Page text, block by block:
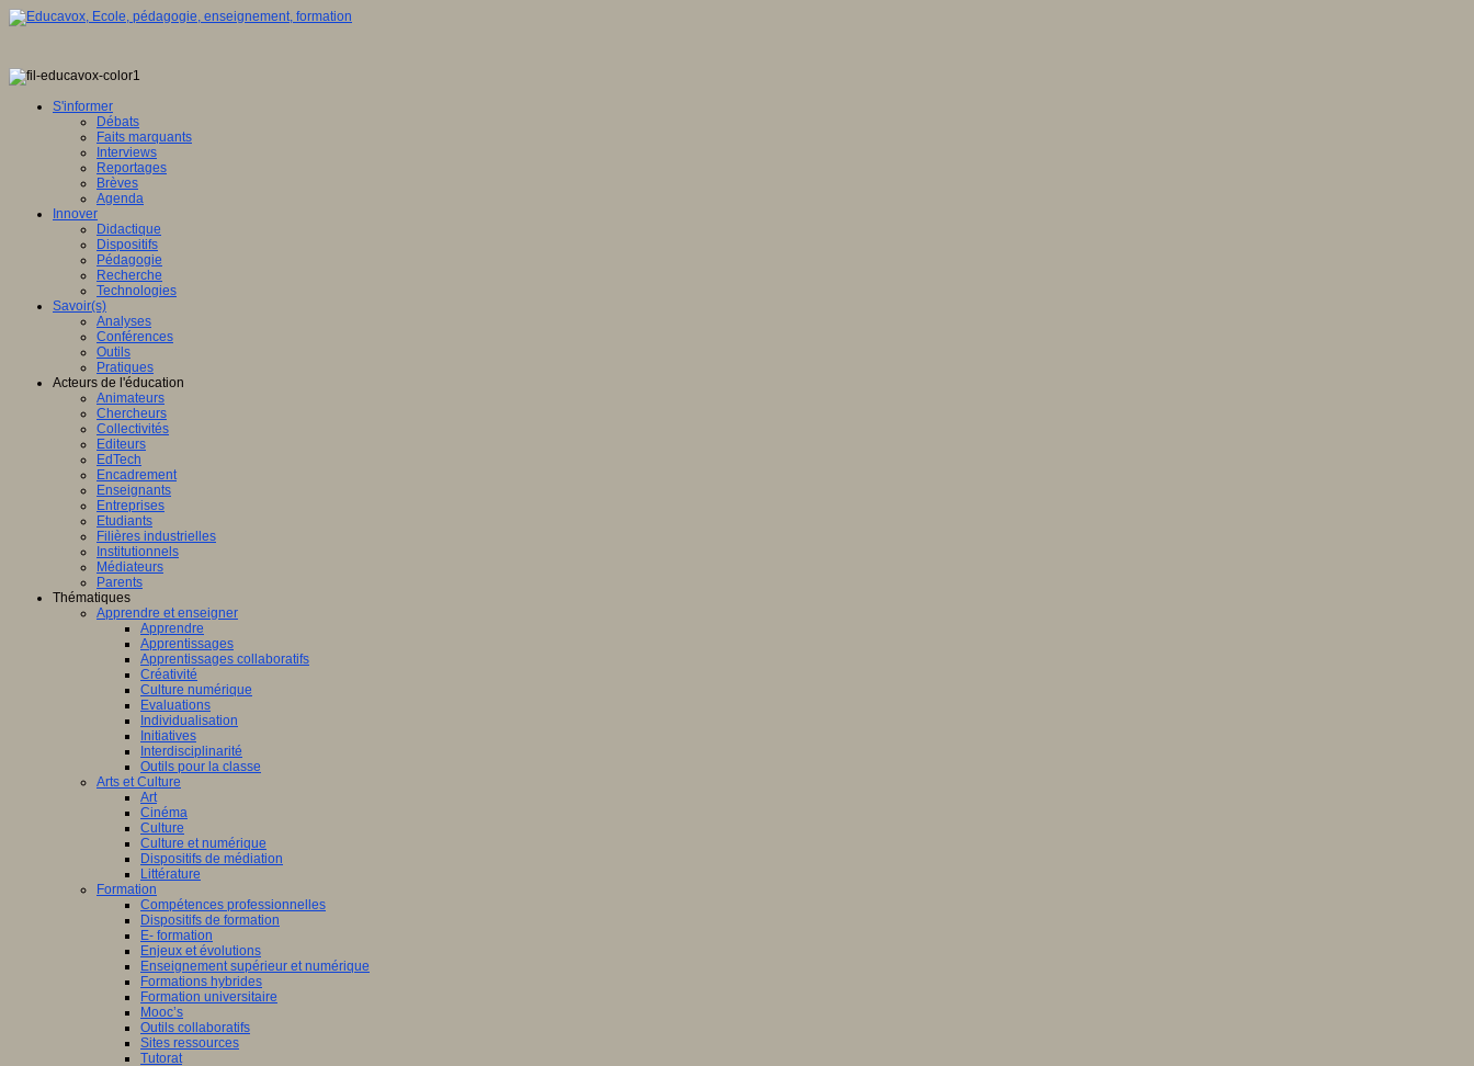
S'informer
Débats
Faits marquants
Interviews
Reportages
Brèves
Agenda
Innover
Didactique
Dispositifs
Pédagogie
Recherche
Technologies
Savoir(s)
Analyses
Conférences
Outils
Pratiques
Acteurs de l'éducation
Animateurs
Chercheurs
Collectivités
Editeurs
EdTech
Encadrement
Enseignants
Entreprises
Etudiants
Filières industrielles
Institutionnels
Médiateurs
Parents
Thématiques
Apprendre et enseigner
Apprendre
Apprentissages
Apprentissages collaboratifs
Créativité
Culture numérique
Evaluations
Individualisation
Initiatives
Interdisciplinarité
Outils pour la classe
Arts et Culture
Art
Cinéma
Culture
Culture et numérique
Dispositifs de médiation
Littérature
Formation
Compétences professionnelles
Dispositifs de formation
E- formation
Enjeux et évolutions
Enseignement supérieur et numérique
Formations hybrides
Formation universitaire
Mooc’s
Outils collaboratifs
Sites ressources
Tutorat